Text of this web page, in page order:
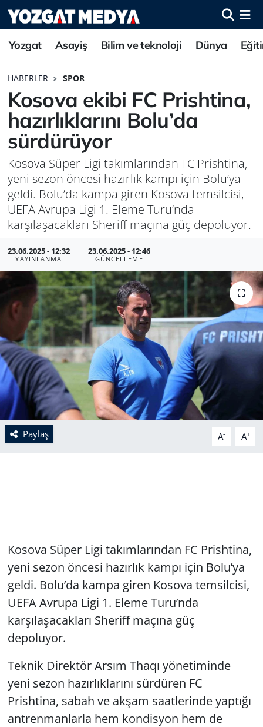
Yozgat Asayiş Bilim ve teknoloji Dünya
HABERLER SPOR
Kosova ekibi FC Prishtina,
hazırlıklarını Bolu’da
sürdürüyor
Kosova Süper Ligi takımlarından FC Prishtina,
yeni sezon öncesi hazırlık kampı için Bolu’ya
geldi. Bolu’da kampa giren Kosova temsilcisi,
UEFA Avrupa Ligi 1. Eleme Turu’nda
karşılaşacakları Sheriff maçına güç depoluyor.
23.06.2025 - 12:32
YAYINLANMA
23.06.2025 - 12:46
GÜNCELLEME
Paylaş A- A+
Kosova Süper Ligi takımlarından FC Prishtina,
yeni sezon öncesi hazırlık kampı için Bolu’ya
geldi. Bolu’da kampa giren Kosova temsilcisi,
UEFA Avrupa Ligi 1. Eleme Turu’nda
karşılaşacakları Sheriff maçına güç
depoluyor.
Teknik Direktör Arsım Thaqı yönetiminde
yeni sezon hazırlıklarını sürdüren FC
Prishtina, sabah ve akşam saatlerinde yaptığı
antrenmanlarla hem kondisyon hem de